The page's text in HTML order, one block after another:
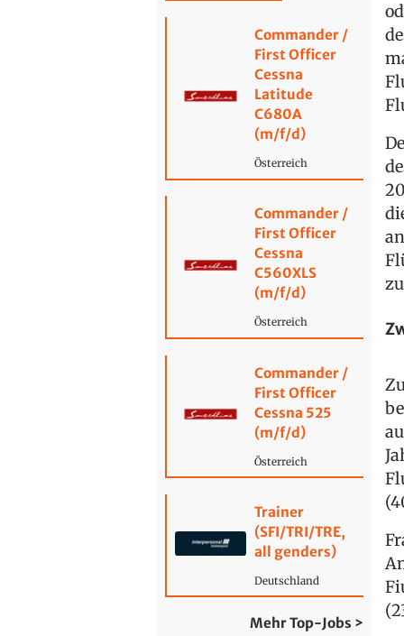
Commander /
First Officer
Cessna
Latitude
C680A
(m/f/d)
Österreich
Commander /
First Officer
Cessna
C560XLS
(m/f/d)
Österreich
Commander /
First Officer
Cessna 525
(m/f/d)
Österreich
Trainer
(SFI/TRI/TRE,
all genders)
Deutschland
Mehr Top-Jobs >